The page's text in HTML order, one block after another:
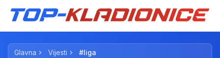
Glavna Vijesti #liga